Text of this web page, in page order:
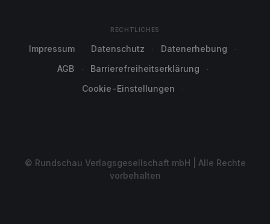
RECHTLICHES
Impressum Datenschutz
Datenerhebung
AGB
Barrierefreiheitserklärung
Cookie-Einstellungen
© Rundschau Verlagsgesellschaft mbH | Alle Rechte
vorbehalten